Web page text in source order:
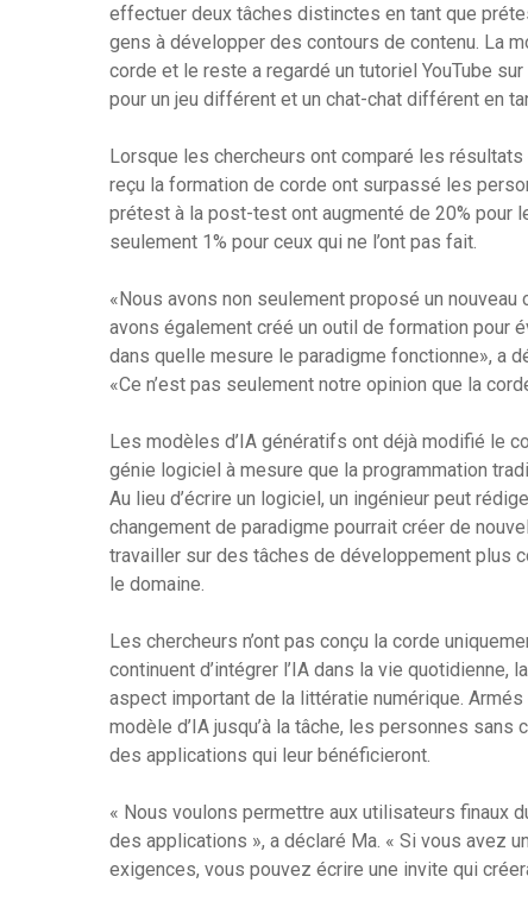
effectuer deux tâches distinctes en tant que
gens à développer des contours de contenu. La
corde et le reste a regardé un tutoriel YouTube
pour un jeu différent et un chat-chat différent en
Lorsque les chercheurs ont comparé les
reçu la formation de corde ont surpassé les
prétest à la post-test ont augmenté de 20% pour
seulement 1% pour ceux qui ne l’ont pas fait.
«Nous avons non seulement proposé un nouveau
avons également créé un outil de formation pour
dans quelle mesure le paradigme fonctionne», a
«Ce n’est pas seulement notre opinion que la
Les modèles d’IA génératifs ont déjà modifié le
génie logiciel à mesure que la programmation
Au lieu d’écrire un logiciel, un ingénieur peut
changement de paradigme pourrait créer de
travailler sur des tâches de développement plus
le domaine.
Les chercheurs n’ont pas conçu la corde
continuent d’intégrer l’IA dans la vie
aspect important de la littératie numérique.
modèle d’IA jusqu’à la tâche, les personnes
des applications qui leur bénéficieront.
« Nous voulons permettre aux utilisateurs finaux
des applications », a déclaré Ma. « Si vous avez
exigences, vous pouvez écrire une invite qui